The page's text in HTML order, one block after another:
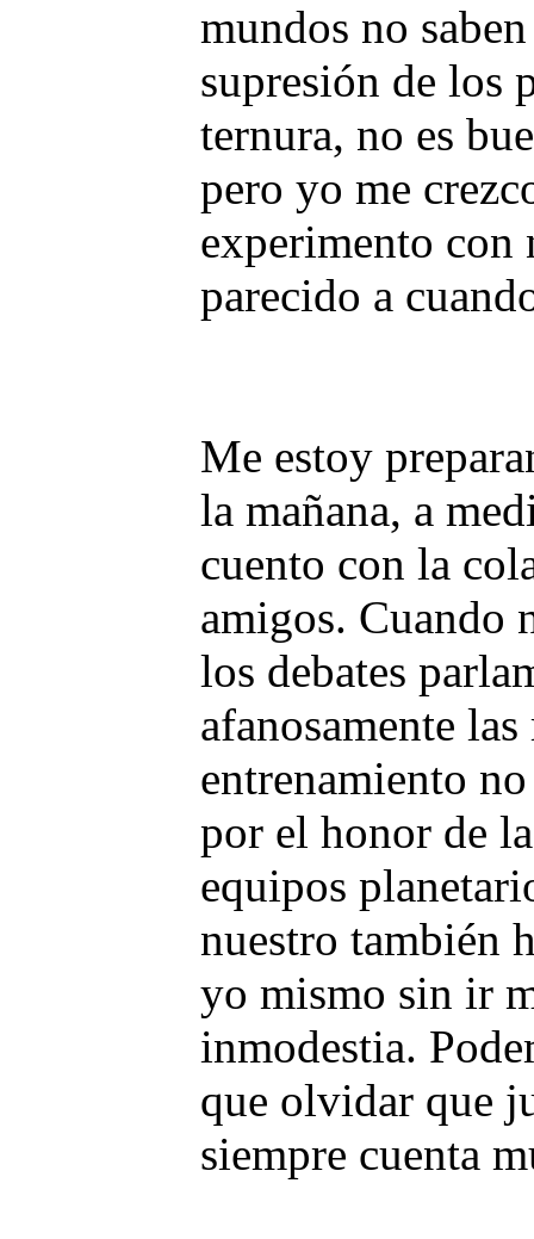
mundos no
supresión de los
ternura, no es
pero yo me
experimento con
parecido a
Me estoy
la mañana, a
cuento con la
amigos. Cuando
los debates
afanosamente
entrenamiento
por el honor de
equipos
nuestro también
yo mismo sin ir
inmodestia.
que olvidar que
siempre cuenta